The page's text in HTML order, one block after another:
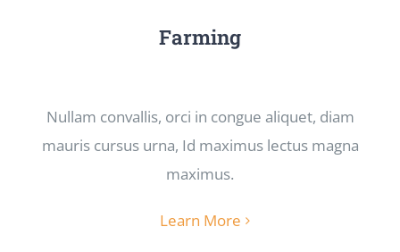
Farming
Nullam convallis, orci in congue aliquet, diam
mauris cursus urna, Id maximus lectus magna
maximus.
Learn More